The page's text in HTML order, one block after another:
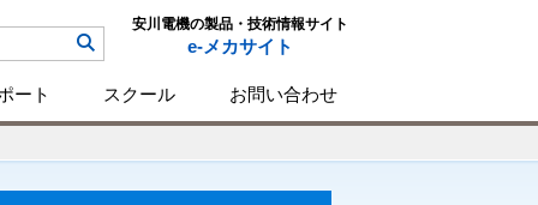
安川電機の製品・技術情報サイト
e-メカサイト
ート スクール お問い合わせ